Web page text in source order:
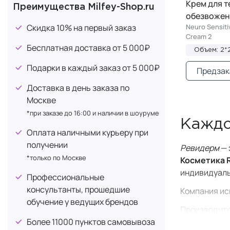
Масло Ши
Молочная кислота
Ниацинамид (витамин B3) 2
Пантенол (витамин B5)
Сквалан
Фитиновая кислота 1
Церамиды
Преимущества Milfey-Shop.ru
Скидка 10% на первый заказ
Бесплатная доставка от 5 000₽
Подарки в каждый заказ от 5 000₽
Доставка в день заказа по
Москве
*при заказе до 16:00 и наличии в шоуруме
Оплата наличными курьеру при
получении
*только по Москве
Профессиональные
консультанты, прошедшие
обучение у ведущих брендов
Более 11000 пунктов самовывоза
Крем для
Neuro
Cream 2
Объем:
Ревидерм—
Косметика
Компания